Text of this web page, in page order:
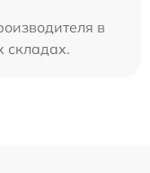
в
складах.